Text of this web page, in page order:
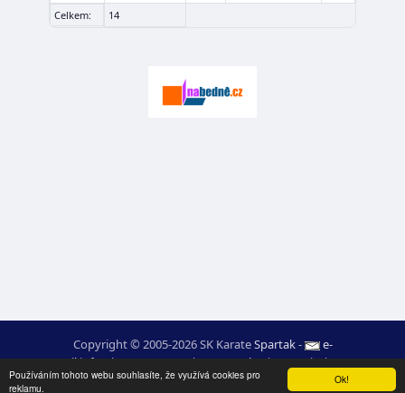
Ok!
Používáním tohoto webu souhlasíte, že využívá cookies pro
reklamu.
Celkem:
14
Copyright © 2005-2026 SK KarateSpartak-
e-
mail:moc.ceretarak@ofni|Mapa webu| Login|RSS
webdesign:Ing. Pavel Švojgr,výsledky karate : Mgr. Jiří Kotala